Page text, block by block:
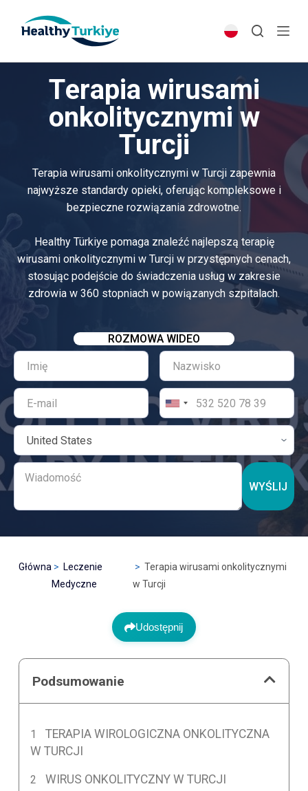
p
Terapia wirusami
onkolitycznymi w
Turcji
Terapia wirusami onkolitycznymi w Turcji zapewnia
najwyższe standardy opieki, oferując kompleksowe i
bezpieczne rozwiązania zdrowotne.
Healthy Türkiye pomaga znaleźć najlepszą terapię
wirusami onkolitycznymi w Turcji w przystępnych cenach,
stosując podejście do świadczenia usług w zakresie
zdrowia w 360 stopniach w powiązanych szpitalach.
ROZMOWA WIDEO
WYŚLIJ
Główna
Leczenie
Medyczne
Terapia wirusami onkolitycznymi
w Turcji
Udostępnij
Podsumowanie
TERAPIA WIROLOGICZNA ONKOLITYCZNA
W TURCJI
WIRUS ONKOLITYCZNY W TURCJI